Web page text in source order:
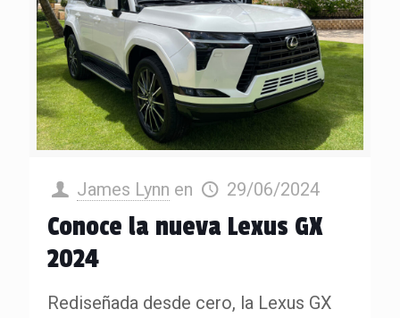
James Lynn en 29/06/2024
Conoce la nueva Lexus GX
2024
Rediseñada desde cero, la Lexus GX